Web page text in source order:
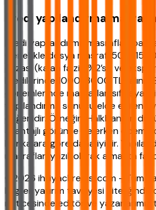
Kredi yapılandırma
Kredi yapılandırma masrafları
Genellikle dosya masrafı 500-
cezası (kalan faizin %2’si) ve
kredilerinde 1000-3000 TL) alınır.
dönemlerinde masrafları
yapılandırma sonucu elde edilen
değerlidir. Örneğin, Halkbank’ın
avantajlı görünse de erken ödeme
bankalara göre daha iyidir.
masrafları yazılı olarak almakta
©2026 ihtiyackredisi.com - Tüm
bilgiler yatırım tavsiyesi niteliğinde
neticesinde editör ve yazarlarımız